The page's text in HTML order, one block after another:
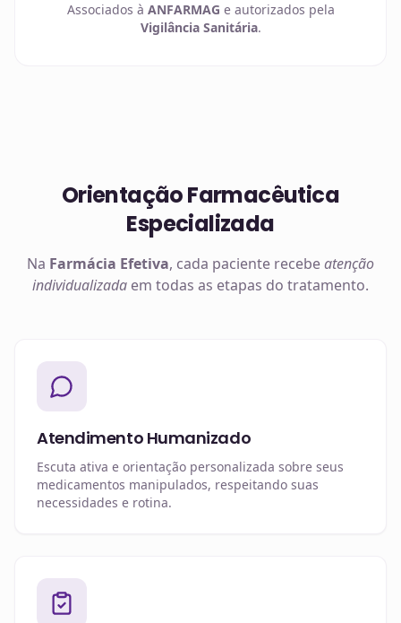
Associados à ANFARMAG e autorizados pela
Vigilância Sanitária.
Orientação Farmacêutica
Especializada
Na Farmácia Efetiva, cada paciente recebeatenção
individualizada em todas as etapas do tratamento.
Atendimento Humanizado
Escuta ativa e orientação personalizada sobre seus
medicamentos manipulados, respeitando suas
necessidades e rotina.